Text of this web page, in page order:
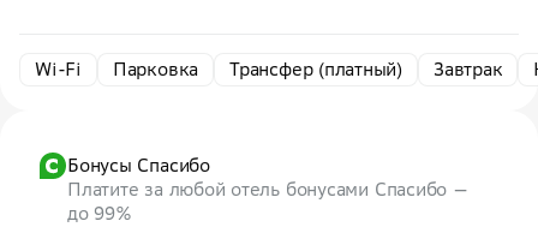
Wi-Fi Парковка Трансфер (платный) Завтрак
Бонусы Спасибо
Платите за любой отель бонусами Спасибо —
до 99%